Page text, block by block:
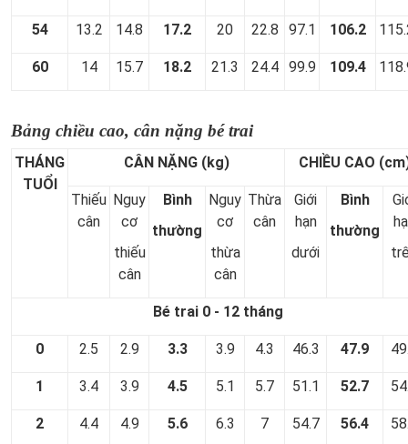
54 13.2 14.8 17.2 20 22.8 97.1 106.2
60 14 15.7 18.2 21.3 24.4 99.9 109.4
Bảng chiều cao, cân nặng bé trai
THÁNG
TUỔI
CÂN NẶNG (kg) CHIỀU CAO
Thiếu
cân
Nguy
cơ
thiếu
cân
Bình
thường
Nguy
cơ
thừa
cân
Thừa
cân
Giới
hạn
dưới
Bình
thường
Bé trai 0 - 12 tháng
0 2.5 2.9 3.3 3.9 4.3 46.3 47.9
1 3.4 3.9 4.5 5.1 5.7 51.1 52.7
2 4.4 4.9 5.6 6.3 7 54.7 56.4